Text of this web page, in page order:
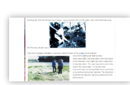
世界の謎」をお届け！